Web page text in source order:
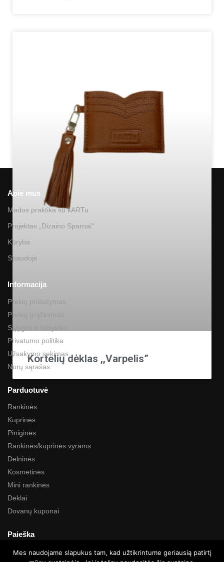
Kortelių dėklas ,,Varpelis”
Apie mus
Mados praktika su kARTu
Projektas „Dizaino Sparnai“
Kūryba
Spaudoje
Informacija
Prekių pristatymas
Prekių grąžinimas
Sąlygos ir taisyklės
Privatumo politika
Užsakymo sekimas
Norų sąrašas
Parduotuvė
Rankinės
Kuprinės
Piniginės
Rankinės/kuprinės vyrams
Delninės
Kosmetinės
Mini rankinės
Dėklai
Dovanų kuponai
Paieška
Mes naudojame slapukus tam, kad užtikrintume geriausią patirtį